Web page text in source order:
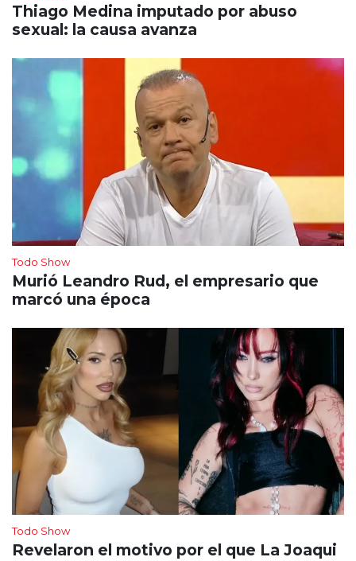
Thiago Medina imputado por abuso
sexual: la causa avanza
Todo Show
Murió Leandro Rud, el empresario que
marcó una época
Todo Show
Revelaron el motivo por el que La Joaqui